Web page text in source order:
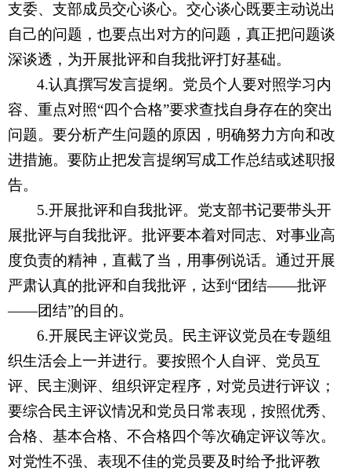
支委、支部成员交心谈心。交心谈心既要主动说出
自己的问题，也要点出对方的问题，真正把问题谈
深谈透，为开展批评和自我批评打好基础。
4.认真撰写发言提纲。党员个人要对照学习内
容、重点对照“四个合格”要求查找自身存在的突出
问题。要分析产生问题的原因，明确努力方向和改
进措施。要防止把发言提纲写成工作总结或述职报
告。
5.开展批评和自我批评。党支部书记要带头开
展批评与自我批评。批评要本着对同志、对事业高
度负责的精神，直截了当，用事例说话。通过开展
严肃认真的批评和自我批评，达到“团结——批评
——团结”的目的。
6.开展民主评议党员。民主评议党员在专题组
织生活会上一并进行。要按照个人自评、党员互
评、民主测评、组织评定程序，对党员进行评议；
要综合民主评议情况和党员日常表现，按照优秀、
合格、基本合格、不合格四个等次确定评议等次。
对党性不强、表现不佳的党员要及时给予批评教